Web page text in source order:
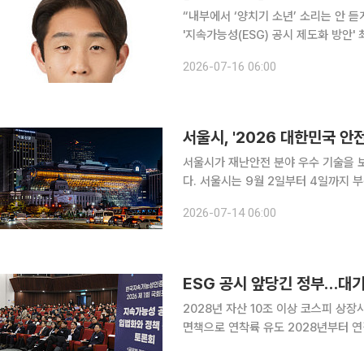
“내부에서 ‘양치기 소년’ 소리는 안 듣게 돼서 다행입니다” 한
'지속가능성(ESG) 공시 제도화 방안'
2026-07-16 06:00
서울시, '2026 대한민국 안
서울시가 재난안전 분야 우수 기술을
다. 서울시는 9월 2일부터 4일까지 부산 벡스코에서 열리는 '2026 대한민국 안전산업 박람회(K-
14일 밝혔다. 행정안전부와 부산
2026-07-14 06:00
2028년 자산 10조 이상 코스피 상장
면책으로 연착륙 유도 2028년부터 연결자산총액 10조원 이상 코스피 상장사를 시작으로 지속가능